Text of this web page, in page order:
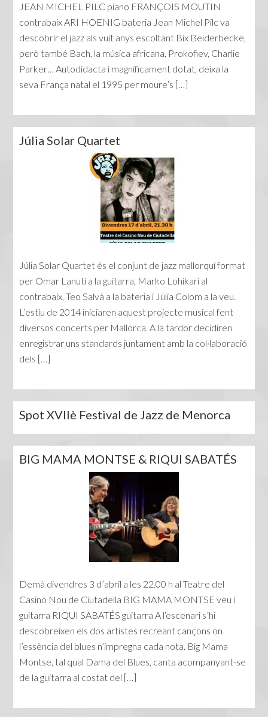
JEAN MICHEL PILC piano FRANÇOIS MOUTIN
contrabaix ARI HOENIG bateria Jean Michel Pilc va
descobrir el jazz als vuit anys escoltant Bix Beiderbecke,
però també Bach, la música africana, Prokofiev, Charlie
Parker… Autodidacta i magníficament dotat, deixa la
seva França natal el 1995 per moure’s […]
Júlia Solar Quartet
Júlia Solar Quartet és el conjunt de jazz mallorquí format
per Omar Lanuti a la guitarra, Marko Lohikari al
contrabaix, Teo Salvà a la bateria i Júlia Colom a la veu.
L’estiu de 2014 iniciaren aquest projecte musical fent
diversos concerts per Mallorca. A la tardor decidiren
enregistrar uns standards juntament amb la col·laboració
dels […]
Spot XVIIè Festival de Jazz de Menorca
BIG MAMA MONTSE & RIQUI SABATÉS
Demà divendres 3 d’abril a les 22.00 h al Teatre del
Casino Nou de Ciutadella BIG MAMA MONTSE veu i
guitarra RIQUI SABATÉS guitarra A l‘escenari s’hi
descobreixen els dos artistes recreant cançons on
l’essència del blues n’impregna cada nota. Big Mama
Montse, tal qual Dama del Blues, canta acompanyant-se
de la guitarra al costat del […]